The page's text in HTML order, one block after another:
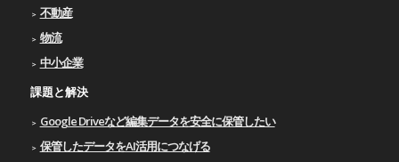
不動産
物流
中小企業
課題と解決
Google Driveなど編集データを安全に保管したい
保管したデータをAI活用につなげる